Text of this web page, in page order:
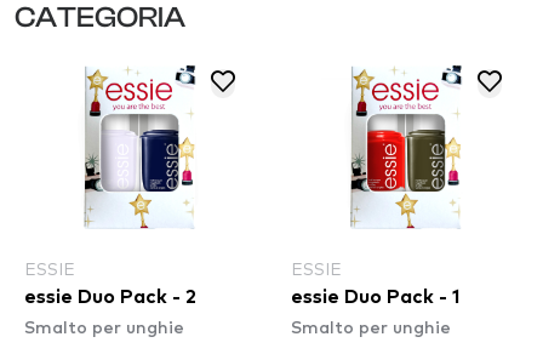
CATEGORIA
ESSIE
essie Duo Pack - 2
Smalto per unghie
ESSIE
essie Duo Pack - 1
Smalto per unghie